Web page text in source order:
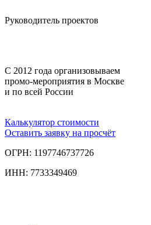
Руководитель проектов
С 2012 года организовываем
промо-мероприятия в Москве
и по всей России
Калькулятор стоимости
Оставить заявку на просчёт
ОГРН: 1197746737726
ИНН: 7733349469